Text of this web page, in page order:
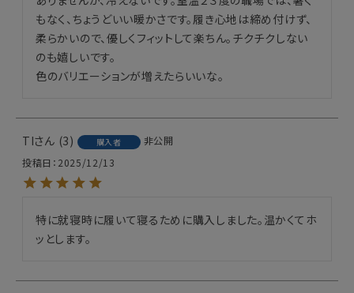
もなく、ちょうどいい暖かさです。履き心地は締め付けず、
柔らかいので、優しくフィットして楽ちん。チクチクしない
のも嬉しいです。
色のバリエーションが増えたらいいな。
TI 3 購入者
非公開
投稿日
2025/12/13
特に就寝時に履いて寝るために購入しました。温かくてホ
ッとします。